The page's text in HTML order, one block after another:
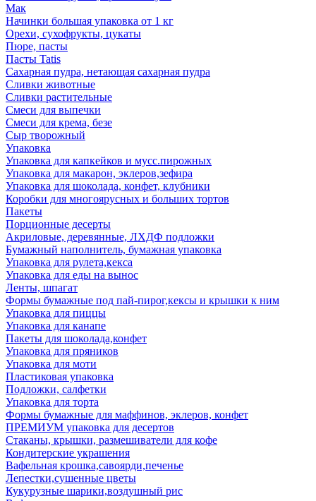
Мак
Начинки большая упаковка от 1 кг
Орехи, сухофрукты, цукаты
Пюре, пасты
Пасты Tatis
Сахарная пудра, нетающая сахарная пудра
Сливки животные
Сливки растительные
Смеси для выпечки
Смеси для крема, безе
Сыр творожный
Упаковка
Упаковка для капкейков и мусс.пирожных
Упаковка для макарон, эклеров,зефира
Упаковка для шоколада, конфет, клубники
Коробки для многоярусных и больших тортов
Пакеты
Порционные десерты
Акриловые, деревянные, ЛХДФ подложки
Бумажный наполнитель, бумажная упаковка
Упаковка для рулета,кекса
Упаковка для еды на вынос
Ленты, шпагат
Формы бумажные под пай-пирог,кексы и крышки к ним
Упаковка для пиццы
Упаковка для канапе
Пакеты для шоколада,конфет
Упаковка для пряников
Упаковка для моти
Пластиковая упаковка
Подложки, салфетки
Упаковка для торта
Формы бумажные для маффинов, эклеров, конфет
ПРЕМИУМ упаковка для десертов
Стаканы, крышки, размешиватели для кофе
Кондитерские украшения
Вафельная крошка,савоярди,печенье
Лепестки,сушенные цветы
Кукурузные шарики,воздушный рис